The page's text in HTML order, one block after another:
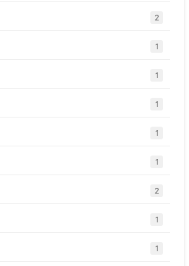
2
1
1
1
1
1
2
1
1